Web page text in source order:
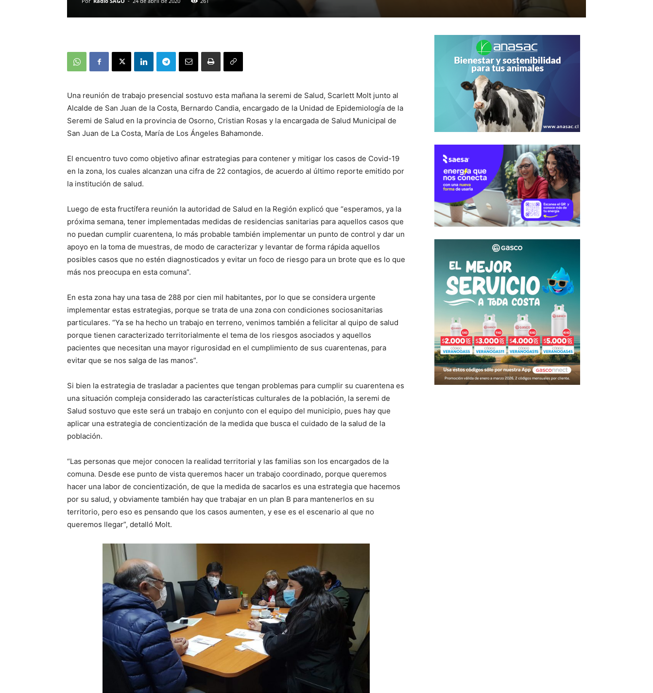
Una reunión de trabajo presencial sostuvo esta mañana la seremi de Salud, Scarlett Molt junto al
Alcalde de San Juan de la Costa, Bernardo Candia, encargado de la Unidad de Epidemiología de la
Seremi de Salud en la provincia de Osorno, Cristian Rosas y la encargada de Salud Municipal de
San Juan de La Costa, María de Los Ángeles Bahamonde.
El encuentro tuvo como objetivo afinar estrategias para contener y mitigar los casos de Covid-19
en la zona, los cuales alcanzan una cifra de 22 contagios, de acuerdo al último reporte emitido por
la institución de salud.
Luego de esta fructífera reunión la autoridad de Salud en la Región explicó que “esperamos, ya la
próxima semana, tener implementadas medidas de residencias sanitarias para aquellos casos que
no puedan cumplir cuarentena, lo más probable también implementar un punto de control y dar un
apoyo en la toma de muestras, de modo de caracterizar y levantar de forma rápida aquellos
posibles casos que no estén diagnosticados y evitar un foco de riesgo para un brote que es lo que
más nos preocupa en esta comuna”.
En esta zona hay una tasa de 288 por cien mil habitantes, por lo que se considera urgente
implementar estas estrategias, porque se trata de una zona con condiciones sociosanitarias
particulares. “Ya se ha hecho un trabajo en terreno, venimos también a felicitar al quipo de salud
porque tienen caracterizado territorialmente el tema de los riesgos asociados y aquellos
pacientes que necesitan una mayor rigurosidad en el cumplimiento de sus cuarentenas, para
evitar que se nos salga de las manos”.
Si bien la estrategia de trasladar a pacientes que tengan problemas para cumplir su cuarentena es
una situación compleja considerado las características culturales de la población, la seremi de
Salud sostuvo que este será un trabajo en conjunto con el equipo del municipio, pues hay que
aplicar una estrategia de concientización de la medida que busca el cuidado de la salud de la
población.
“Las personas que mejor conocen la realidad territorial y las familias son los encargados de la
comuna. Desde ese punto de vista queremos hacer un trabajo coordinado, porque queremos
hacer una labor de concientización, de que la medida de sacarlos es una estrategia que hacemos
por su salud, y obviamente también hay que trabajar en un plan B para mantenerlos en su
territorio, pero eso es pensando que los casos aumenten, y ese es el escenario al que no
queremos llegar”, detalló Molt.